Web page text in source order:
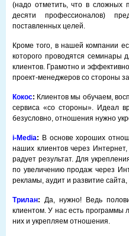
(надо отметить, что в сложных
десяти профессионалов)
поставленных целей.
Кроме того, в нашей компании
которого проводятся семинары
клиентов. Грамотно и
проект-менеджеров со стороны
Кокос: Клиентов мы обучаем,
сервиса «со стороны». Идеал
безусловно, отношения нужно
i-Media: В основе хороших
наших клиентов через
радует результат. Для
по увеличению продаж через
рекламы, аудит и развитие
Трилан:Да, нужно! Ведь
клиентом. У нас есть программы
них и укрепляем отношения.